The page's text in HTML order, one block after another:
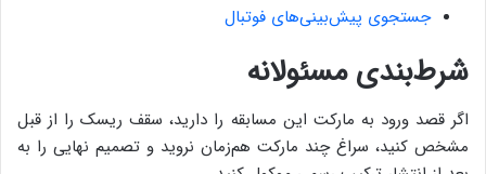
جستجوی پیش‌بینی‌های فوتبال
شرط‌بندی مسئولانه
اگر قصد ورود به مارکت این مسابقه را دارید، سقف ریسک را از قبل
مشخص کنید، سراغ چند مارکت هم‌زمان نروید و تصمیم نهایی را به